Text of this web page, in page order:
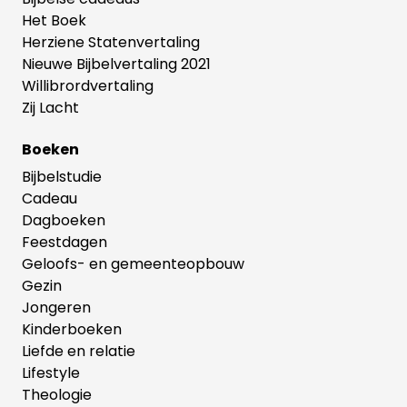
Het Boek
Herziene Statenvertaling
Nieuwe Bijbelvertaling 2021
Willibrordvertaling
Zij Lacht
Boeken
Bijbelstudie
Cadeau
Dagboeken
Feestdagen
Geloofs- en gemeenteopbouw
Gezin
Jongeren
Kinderboeken
Liefde en relatie
Lifestyle
Theologie